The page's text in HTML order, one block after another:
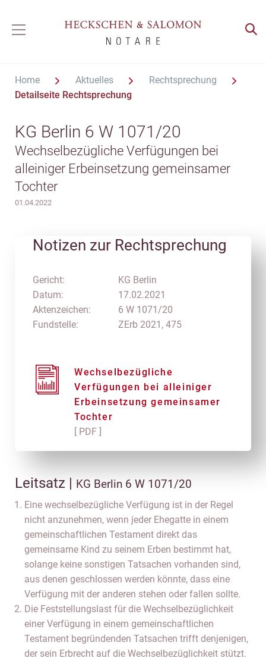
Home Aktuelles
Rechtsprechung
Detailseite Rechtsprechung
KG Berlin 6 W 1071/20
Wechselbezügliche Verfügungen bei
alleiniger Erbeinsetzung gemeinsamer
Tochter
01.04.2022
Notizen zur Rechtsprechung
Gericht:
Datum:
Aktenzeichen:
Fundstelle:
KG Berlin
17.02.2021
6 W 1071/20
ZErb 2021, 475
Wechselbezügliche
Verfügungen bei alleiniger
Erbeinsetzung gemeinsamer
Tochter
[ PDF ]
Leitsatz | KG Berlin 6 W 1071/20
Eine wechselbezügliche Verfügung ist in der Regel
nicht anzunehmen, wenn jeder Ehegatte in einem
gemeinschaftlichen Testament direkt das
gemeinsame Kind zu seinem Erben bestimmt hat,
solange keine sonstigen Tatsachen vorhanden sind,
aus denen geschlossen werden könnte, dass eine
Verfügung mit der anderen stehen oder fallen sollte.
Die Feststellungslast für die Wechselbezüglichkeit
einer Verfügung in einem gemeinschaftlichen
Testament begründenden Tatsachen trifft denjenigen,
der sein Erbrecht auf die Wechselbezüglichkeit stützt.